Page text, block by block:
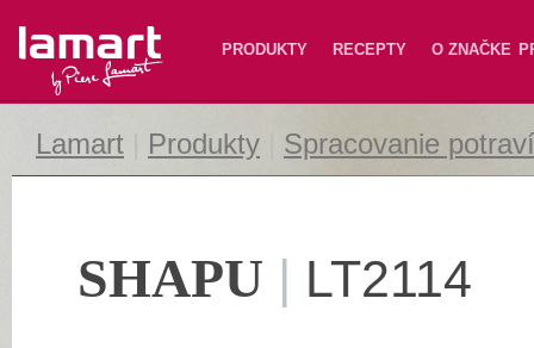
Lamart PRODUKTY RECEPTY O ZNAČKE
Lamart Produkty Spracovanie
SHAPU | LT2114